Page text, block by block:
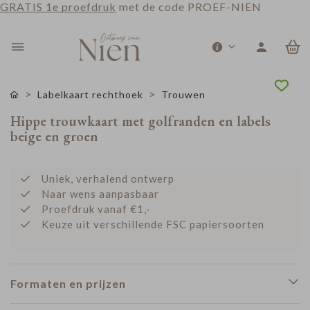
GRATIS 1e proefdruk met de code PROEF-NIEN
Labelkaart rechthoek Trouwen
Hippe trouwkaart met golfranden en labels
beige en groen
Uniek, verhalend ontwerp
Naar wens aanpasbaar
Proefdruk vanaf €1,-
Keuze uit verschillende FSC papiersoorten
Formaten en prijzen